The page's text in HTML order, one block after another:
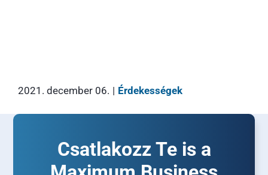
2021. december 06. | Érdekességek
Csatlakozz Te is a